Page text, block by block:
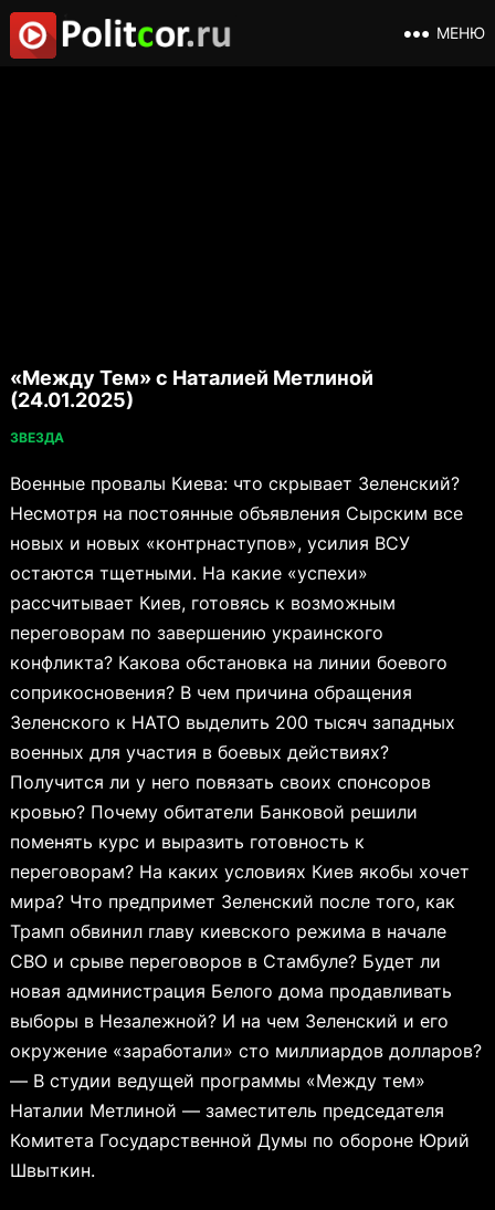
МЕНЮ
«Между Тем» с Наталией Метлиной
(24.01.2025)
ЗВЕЗДА
Военные провалы Киева: что скрывает Зеленский?
Несмотря на постоянные объявления Сырским все
новых и новых «контрнаступов», усилия ВСУ
остаются тщетными. На какие «успехи»
рассчитывает Киев, готовясь к возможным
переговорам по завершению украинского
конфликта? Какова обстановка на линии боевого
соприкосновения? В чем причина обращения
Зеленского к НАТО выделить 200 тысяч западных
военных для участия в боевых действиях?
Получится ли у него повязать своих спонсоров
кровью? Почему обитатели Банковой решили
поменять курс и выразить готовность к
переговорам? На каких условиях Киев якобы хочет
мира? Что предпримет Зеленский после того, как
Трамп обвинил главу киевского режима в начале
СВО и срыве переговоров в Стамбуле? Будет ли
новая администрация Белого дома продавливать
выборы в Незалежной? И на чем Зеленский и его
окружение «заработали» сто миллиардов долларов?
— В студии ведущей программы «Между тем»
Наталии Метлиной — заместитель председателя
Комитета Государственной Думы по обороне Юрий
Швыткин.